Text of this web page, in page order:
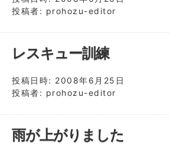
投稿者: prohozu-editor
レスキュー訓練
投稿日時: 2008年6月25日
投稿者: prohozu-editor
雨が上がりました